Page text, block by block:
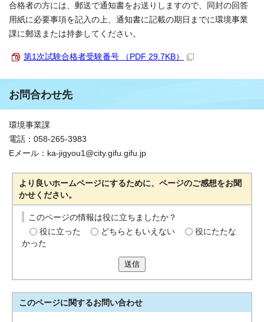
合格者の方には、郵送で通知書をお送りしますので、同封の回答
用紙に必要事項を記入の上、通知書に記載の期日までに環境事業
課に郵送または持参してください。
第1次試験合格者受験番号 （PDF 29.7KB）
お問合わせ先
環境事業課
電話：058-265-3983
Eメール：ka-jigyou1@city.gifu.gifu.jp
より良いホームページにするために、ページのご感想をお聞
かせください。
このページの情報は役に立ちましたか？
役に立った
どちらともいえない
役にたたな
かった
送信
このページに関するお問い合わせ